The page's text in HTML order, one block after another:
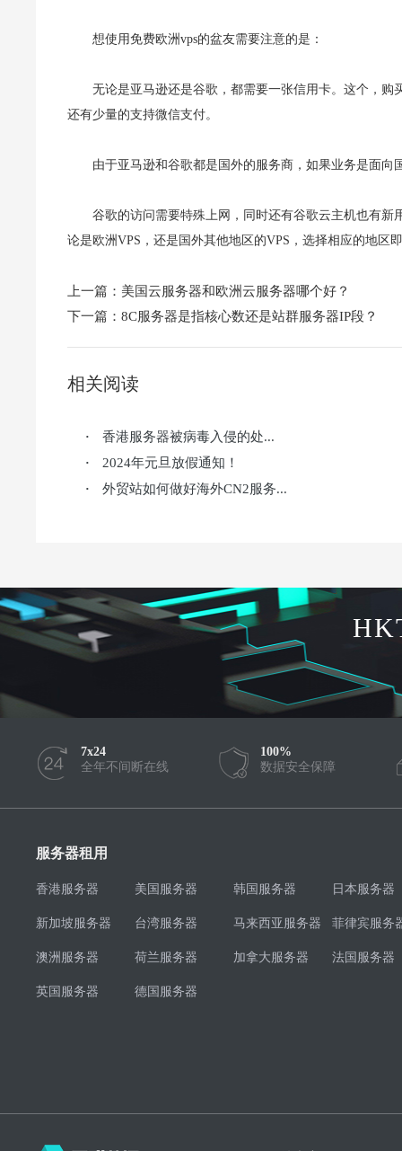
想使用免费欧洲vps的盆友需要注意的是：
无论是亚马逊还是谷歌，都需要一张信用卡。这个，
还有少量的支持微信支付。
由于亚马逊和谷歌都是国外的服务商，如果业务是面
谷歌的访问需要特殊上网，同时还有谷歌云主机也有
论是欧洲VPS，还是国外其他地区的VPS，选择相应的地区
上一篇： 美国云服务器和欧洲云服务器哪个好？
下一篇： 8C服务器是指核心数还是站群服务器IP段？
相关阅读
· 香港服务器被病毒入侵的处...
· 2024年元旦放假通知！
· 外贸站如何做好海外CN2服务...
7x24
全年不间断在线
100%
数据安全保障
服务器租用
香港服务器 美国服务器 韩国服务器 日本服务器
新加坡服务器 台湾服务器 马来西亚服务器 菲律宾服务
澳洲服务器 荷兰服务器 加拿大服务器 法国服务器
英国服务器 德国服务器